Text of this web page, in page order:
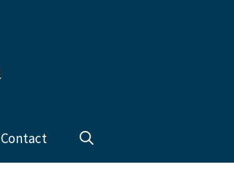
Contact